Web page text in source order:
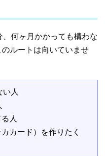
何ヶ月かかっても構わな
ルートは向いていませ
人
人
カード）を作りたく